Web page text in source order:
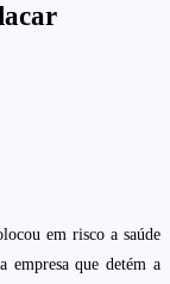
em risco a saúde
empresa que detém a